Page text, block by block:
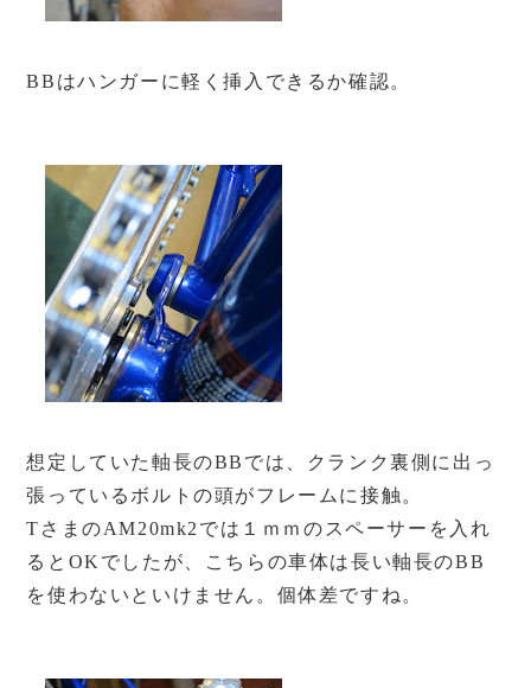
BBはハンガーに軽く挿入できるか確認。
想定していた軸長のBBでは、クランク裏側に出っ
張っているボルトの頭がフレームに接触。
TさまのAM20mk2では１ｍｍのスペーサーを入れ
るとOKでしたが、こちらの車体は長い軸長のBB
を使わないといけません。個体差ですね。